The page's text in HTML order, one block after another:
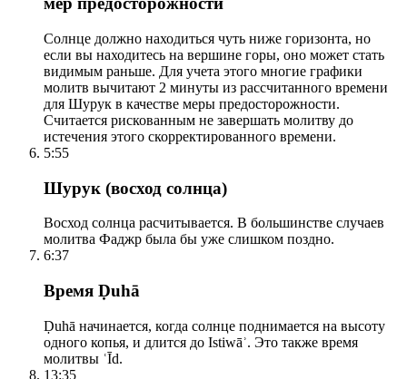
Солнце должно находиться чуть ниже горизонта, но
если вы находитесь на вершине горы, оно может стать
видимым раньше. Для учета этого многие графики
молитв вычитают 2 минуты из рассчитанного времени
для Шурук в качестве меры предосторожности.
Считается рискованным не завершать молитву до
истечения этого скорректированного времени.
5:55
Шурук (восход солнца)
Восход солнца расчитывается. В большинстве случаев
молитва Фаджр была бы уже слишком поздно.
6:37
Время Ḍuhā
Ḍuhā начинается, когда солнце поднимается на высоту
одного копья, и длится до Istiwāʾ. Это также время
молитвы ʿĪd.
13:35